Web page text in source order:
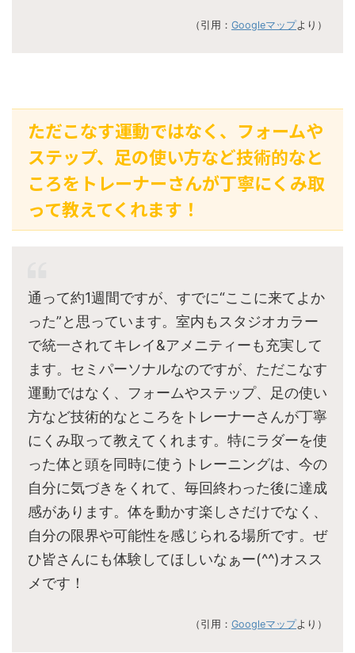
（引用： Googleマップより）
ただこなす運動ではなく、フォームや
ステップ、足の使い方など技術的なと
ころをトレーナーさんが丁寧にくみ取
って教えてくれます！
通って約1週間ですが、すでに“ここに来てよか
った”と思っています。室内もスタジオカラー
で統一されてキレイ&アメニティーも充実して
ます。セミパーソナルなのですが、ただこなす
運動ではなく、フォームやステップ、足の使い
方など技術的なところをトレーナーさんが丁寧
にくみ取って教えてくれます。特にラダーを使
った体と頭を同時に使うトレーニングは、今の
自分に気づきをくれて、毎回終わった後に達成
感があります。体を動かす楽しさだけでなく、
自分の限界や可能性を感じられる場所です。ぜ
ひ皆さんにも体験してほしいなぁー(^^)オスス
メです！
（引用： Googleマップより）